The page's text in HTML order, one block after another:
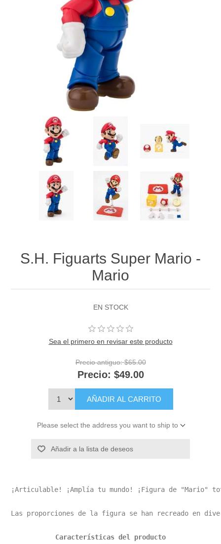
S.H. Figuarts Super Mario -
Mario
EN STOCK
Sea el primero en revisar este producto
Precio antiguo: $65.00
Precio: $49.00
AÑADIR AL CARRITO
Please select the address you want to ship to
Añadir a la lista de deseos
¡Articulable! ¡Amplía tu mundo! ¡Figura de "Mario"
Las proporciones de la figura se han recreado en
Características del producto